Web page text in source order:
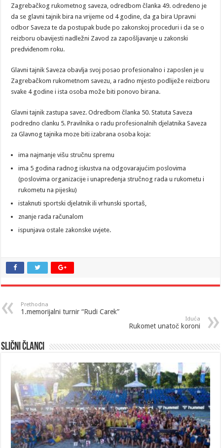
Zagrebačkog rukometnog saveza, odredbom članka 49. određeno je
da se glavni tajnik bira na vrijeme od 4 godine, da ga bira Upravni
odbor Saveza te da postupak bude po zakonskoj proceduri i da se o
reizboru obavijesti nadležni Zavod za zapošljavanje u zakonski
predviđenom roku.
Glavni tajnik Saveza obavlja svoj posao profesionalno i zaposlen je u
Zagrebačkom rukometnom savezu, a radno mjesto podliježe reizboru
svake 4 godine i ista osoba može biti ponovo birana.
Glavni tajnik zastupa savez. Odredbom članka 50. Statuta Saveza
podredno clanku 5. Pravilnika o radu profesionalnih djelatnika Saveza
za Glavnog tajnika moze biti izabrana osoba koja:
ima najmanje višu stručnu spremu
ima 5 godina radnog iskustva na odgovarajućim poslovima
(poslovima organizacije i unapređenja stručnog rada u rukometu i
rukometu na pijesku)
istaknuti sportski djelatnik ili vrhunski sportaš,
znanje rada računalom
ispunjava ostale zakonske uvjete.
Prethodna
1.memorijalni turnir “Rudi Carek”
Iduća
Rukomet unatoč koroni
Slični članci